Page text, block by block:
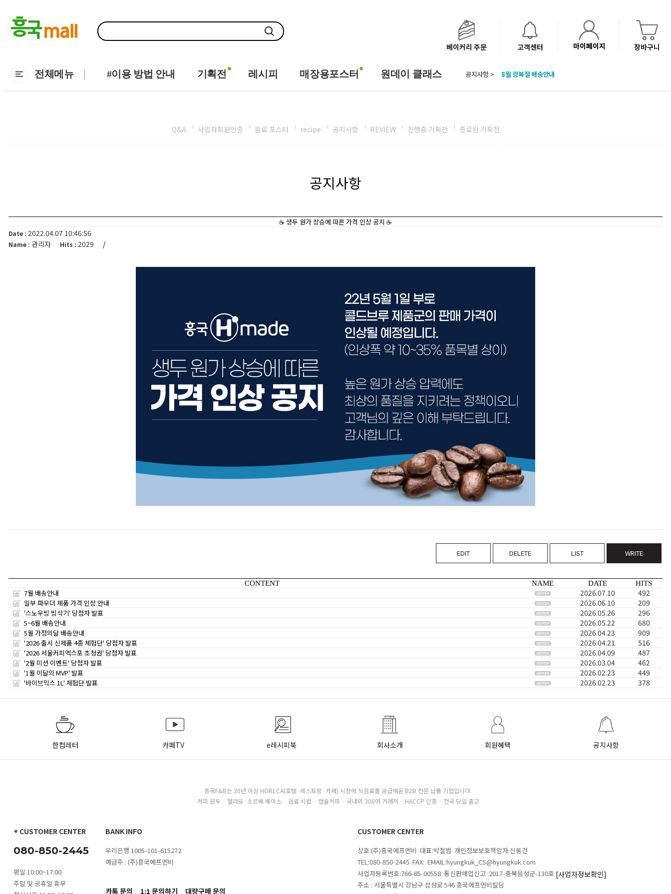
베이커리 주문 고객센터 마이페이지 장바구니
전체메뉴 #이용 방법 안내 기획전 레시피 매장용포스터 원데이 클래스 공지사항 >
8월 광복절 배송안내
Q&A 사업자회원인증 음료 포스터 recipe 공지사항 REVIEW 진행중 기획전 종료된 기획전
공지사항
☕ 생두 원가 상승에 따른 가격 인상 공지 ☕
Date : 2022.04.07 10:46:56
Name : 관리자 Hits : 2029 /
EDIT DELETE LIST WRITE
CONTENT NAME DATE HITS
7월 배송안내 2026.07.10 492
일부 파우더 제품 가격 인상 안내 2026.06.10 209
'스노우빙 빙삭기' 당첨자 발표 2026.05.26 296
5~6월 배송안내 2026.05.22 680
5월 가정의달 배송안내 2026.04.23 909
'2026 출시 신제품 4종 체험단' 당첨자 발표 2026.04.21 516
'2026 서울커피엑스포 초청권' 당첨자 발표 2026.04.09 487
'2월 미션 이벤트' 당첨자 발표 2026.03.04 462
'1월 이달의 MVP' 발표 2026.02.23 449
'바이브믹스 1L' 체험단 발표 2026.02.23 378
한컵레터 카페TV e레시피북 회사소개 회원혜택 공지사항
흥국F&B는 20년 이상 HORECA(호텔·레스토랑·카페) 시장에 식음료를 공급해온 B2B 전문 납품 기업입니다.
커피 원두 · 젤라또·소르베 베이스 · 음료 시럽 · 캡슐커피 · 국내외 300여 거래처 · HACCP 인증 · 전국 당일 출고
+ CUSTOMER CENTER
080-850-2445
평일 10:00~17:00
주말 및 공휴일 휴무
BANK INFO
우리은행 1005-101-615272
예금주 : (주)흥국에프엔비
카톡 문의 1:1 문의하기 대량구매 문의
CUSTOMER CENTER
상호:(주)흥국에프엔비 대표:박철범 개인정보보호책임자:신동건
TEL:080-850-2445 FAX: EMAIL:hyungkuk_CS@hyungkuk.com
사업자등록번호:766-85-00558 통신판매업신고 :2017-충북음성군-130호 [사업자정보확인]
주소 : 서울특별시 강남구 삼성로 546 흥국에프엔비빌딩